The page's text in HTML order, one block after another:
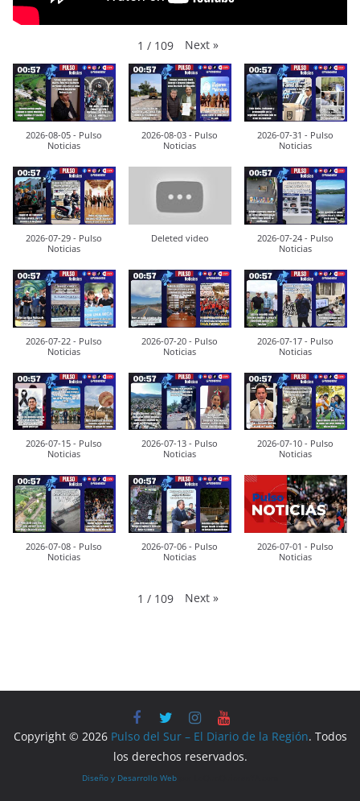
1 / 109 Next »
2026-08-05 - Pulso
Noticias
2026-08-03 - Pulso
Noticias
2026-07-31 - Pulso
Noticias
2026-07-29 - Pulso
Noticias
Deleted video
2026-07-24 - Pulso
Noticias
2026-07-22 - Pulso
Noticias
2026-07-20 - Pulso
Noticias
2026-07-17 - Pulso
Noticias
2026-07-15 - Pulso
Noticias
2026-07-13 - Pulso
Noticias
2026-07-10 - Pulso
Noticias
2026-07-08 - Pulso
Noticias
2026-07-06 - Pulso
Noticias
2026-07-01 - Pulso
Noticias
1 / 109 Next »
Copyright © 2026 Pulso del Sur – El Diario de la Región. Todos
los derechos reservados.
Diseño y Desarrollo Web